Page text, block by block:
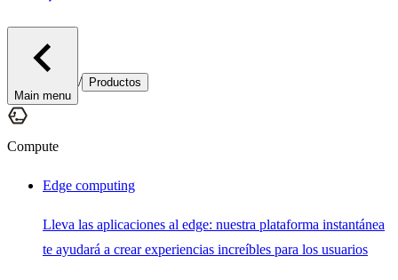
Main menu
/ Productos
Compute
Edge computing
Lleva las aplicaciones al edge: nuestra plataforma instantánea
te ayudará a crear experiencias increíbles para los usuarios